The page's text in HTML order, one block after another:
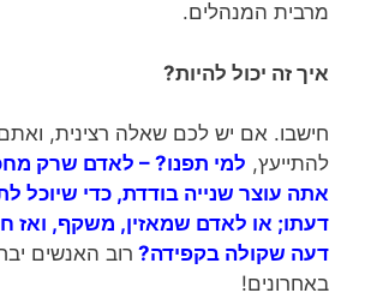
מרבית המנהלים.
איך זה יכול להיות?
חישבו. אם יש לכם שאלה רצינית,
להתייעץ, למי תפנו? – לאדם שרק
אתה עוצר שנייה בודדת, כדי שיוכל
דעתו; או לאדם שמאזין, משקף, ואז
דעה שקולה בקפידה? רוב האנשים
באחרונים!